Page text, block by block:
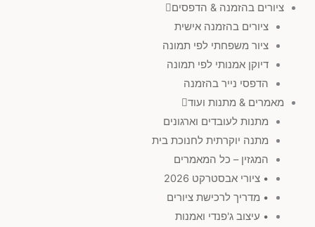
ציורים בהזמנה & הדפסים
ציורים בהזמנה אישית
ציור משפחתי לפי תמונה
דיוקן אמנותי לפי תמונה
הדפסי נייר בהזמנה
מאמרים & מתנות ועוד
מתנות לעובדים וארגונים
מתנה יוקרתית לחנוכת בית
המגזין – כל המאמרים
• ציורי אבסטרקט 2026
• מדריך לרכישת ציורים
• עיצוב ג'פנדי ואמנות